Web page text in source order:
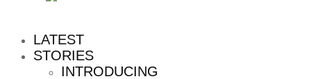
LATEST
STORIES
INTRODUCING